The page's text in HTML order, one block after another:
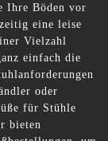
Ihre Böden vor
eine leise
Vielzahl
einfach die
oder
für Stühle
bieten